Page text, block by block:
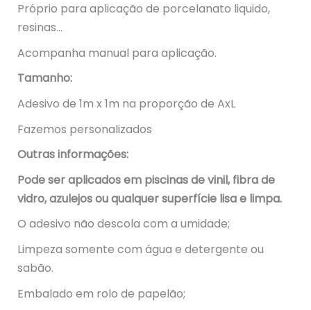
Próprio para aplicação de porcelanato liquido,
resinas…
Acompanha manual para aplicação.
Tamanho:
Adesivo de 1m x 1m na proporção de AxL
Fazemos personalizados
Outras informações:
Pode ser aplicados em piscinas de vinil, fibra de
vidro, azulejos ou qualquer superfície lisa e limpa.
O adesivo não descola com a umidade;
Limpeza somente com água e detergente ou
sabão.
Embalado em rolo de papelão;